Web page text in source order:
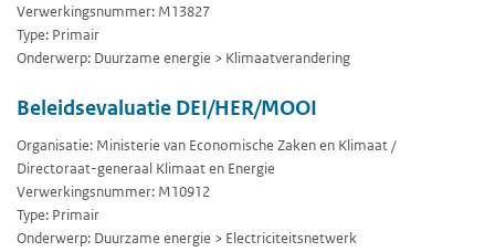
Verwerkingsnummer: M13827
Type: Primair
Onderwerp: Duurzame energie > Klimaatverandering
Beleidsevaluatie DEI/HER/MOOI
Organisatie: Ministerie van Economische Zaken en Klimaat /
Directoraat-generaal Klimaat en Energie
Verwerkingsnummer: M10912
Type: Primair
Onderwerp: Duurzame energie > Electriciteitsnetwerk